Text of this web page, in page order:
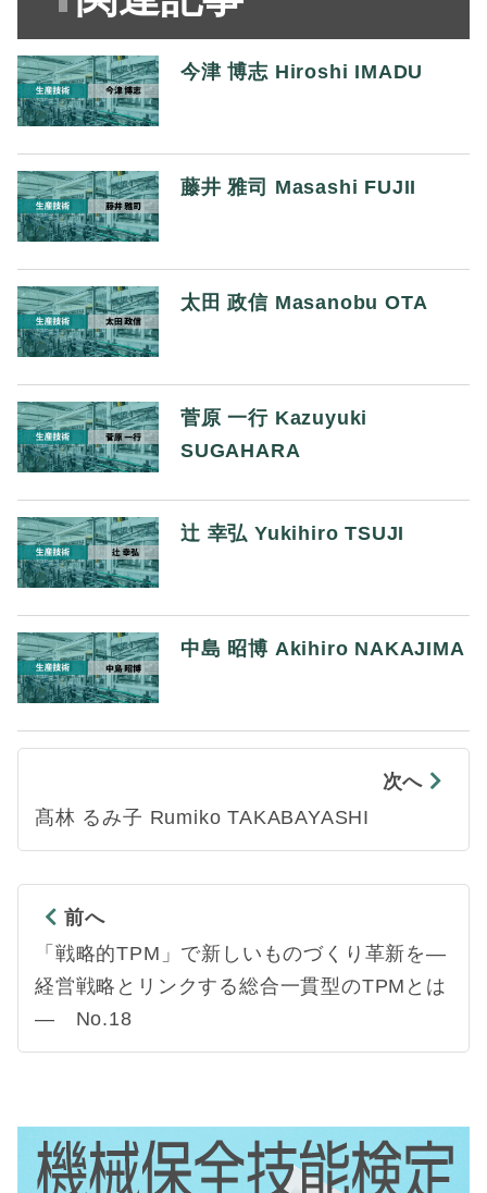
今津 博志 Hiroshi IMADU
藤井 雅司 Masashi FUJII
太田 政信 Masanobu OTA
菅原 一行 Kazuyuki
SUGAHARA
辻 幸弘 Yukihiro TSUJI
中島 昭博 Akihiro NAKAJIMA
次へ
髙林 るみ子 Rumiko TAKABAYASHI
前へ
「戦略的TPM」で新しいものづくり革新を―
経営戦略とリンクする総合一貫型のTPMとは
― No.18